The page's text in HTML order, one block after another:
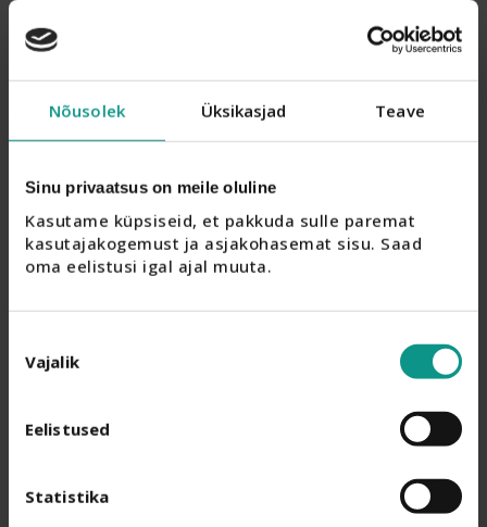
Nõusolek Üksikasjad Teave
Sinu privaatsus on meile oluline
Kasutame küpsiseid, et pakkuda sulle paremat
kasutajakogemust ja asjakohasemat sisu. Saad
oma eelistusi igal ajal muuta.
valik
Vajalik
Eelistused
Statistika